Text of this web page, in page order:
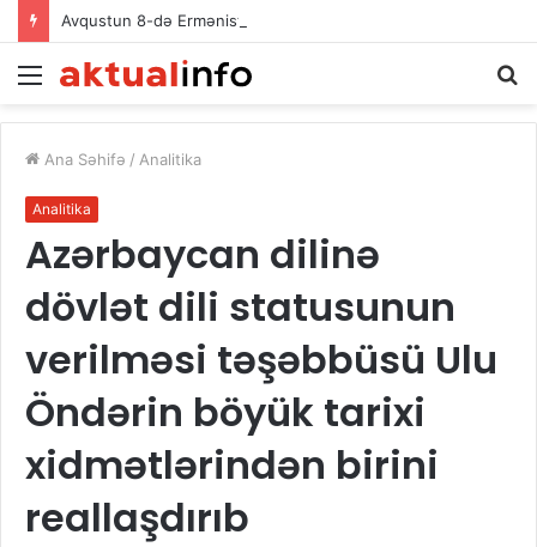
Menu
Ana Səhifə / Analitika
Analitika
Azərbaycan dilinə
dövlət dili statusunun
verilməsi təşəbbüsü Ulu
Öndərin böyük tarixi
xidmətlərindən birini
reallaşdırıb